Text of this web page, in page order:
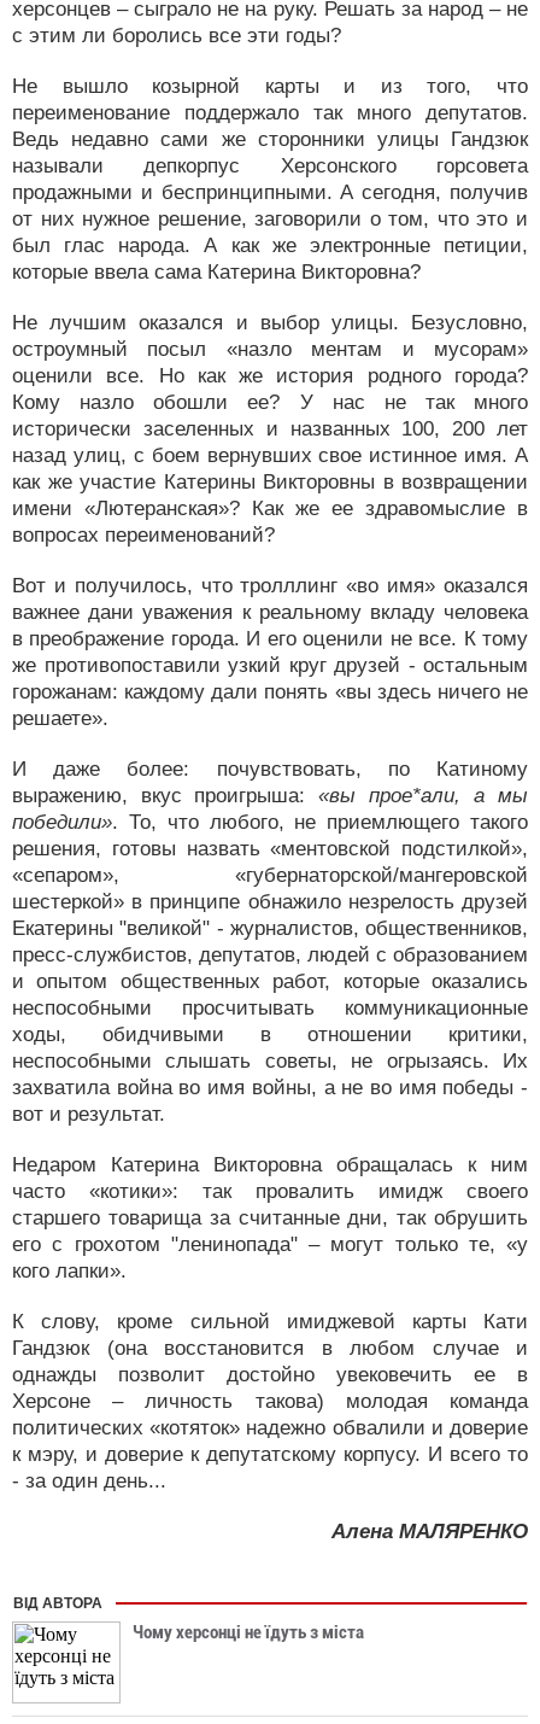
херсонцев – сыграло не на руку. Решать за народ – не
с этим ли боролись все эти годы?
Не вышло козырной карты и из того, что
переименование поддержало так много депутатов.
Ведь недавно сами же сторонники улицы Гандзюк
называли депкорпус Херсонского горсовета
продажными и беспринципными. А сегодня, получив
от них нужное решение, заговорили о том, что это и
был глас народа. А как же электронные петиции,
которые ввела сама Катерина Викторовна?
Не лучшим оказался и выбор улицы. Безусловно,
остроумный посыл «назло ментам и мусорам»
оценили все. Но как же история родного города?
Кому назло обошли ее? У нас не так много
исторически заселенных и названных 100, 200 лет
назад улиц, с боем вернувших свое истинное имя. А
как же участие Катерины Викторовны в возвращении
имени «Лютеранская»? Как же ее здравомыслие в
вопросах переименований?
Вот и получилось, что тролллинг «во имя» оказался
важнее дани уважения к реальному вкладу человека
в преображение города. И его оценили не все. К тому
же противопоставили узкий круг друзей - остальным
горожанам: каждому дали понять «вы здесь ничего не
решаете».
И даже более: почувствовать, по Катиному
выражению, вкус проигрыша: «вы прое*али, а мы
победили». То, что любого, не приемлющего такого
решения, готовы назвать «ментовской подстилкой»,
«сепаром», «губернаторской/мангеровской
шестеркой» в принципе обнажило незрелость друзей
Екатерины "великой" - журналистов, общественников,
пресс-службистов, депутатов, людей с образованием
и опытом общественных работ, которые оказались
неспособными просчитывать коммуникационные
ходы, обидчивыми в отношении критики,
неспособными слышать советы, не огрызаясь. Их
захватила война во имя войны, а не во имя победы -
вот и результат.
Недаром Катерина Викторовна обращалась к ним
часто «котики»: так провалить имидж своего
старшего товарища за считанные дни, так обрушить
его с грохотом "ленинопада" – могут только те, «у
кого лапки».
К слову, кроме сильной имиджевой карты Кати
Гандзюк (она восстановится в любом случае и
однажды позволит достойно увековечить ее в
Херсоне – личность такова) молодая команда
политических «котяток» надежно обвалили и доверие
к мэру, и доверие к депутатскому корпусу. И всего то
- за один день...
Алена МАЛЯРЕНКО
ВІД АВТОРА
Чому херсонці не їдуть з міста